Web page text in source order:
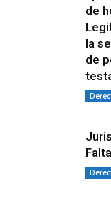
de
la
de